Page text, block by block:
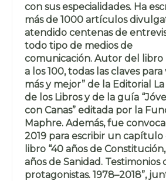
con sus especialidades. Ha
más de 1000 artículos
atendido centenas de
todo tipo de medios de
comunicación. Autor del libro
a los 100, todas las claves para
más y mejor” de la Editorial La
de los Libros y de la guía
con Canas” editada por la
Maphre. Además, fue
2019 para escribir un capítulo
libro “40 años de
años de Sanidad. Testimonios
protagonistas. 1978–2018”,